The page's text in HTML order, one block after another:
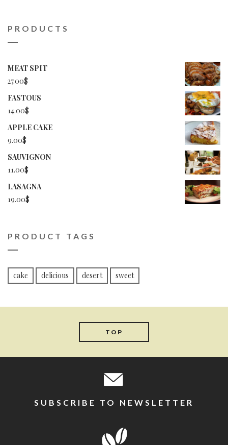
PRODUCTS
MEAT SPIT
27.00$
FASTOUS
14.00$
APPLE CAKE
9.00$
SAUVIGNON
11.00$
LASAGNA
19.00$
PRODUCT TAGS
cake delicious desert sweet
TOP
SUBSCRIBE TO NEWSLETTER